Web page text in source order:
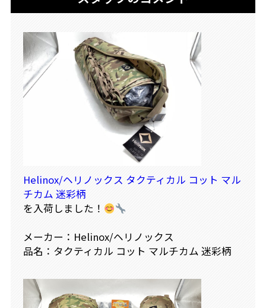
Helinox/ヘリノックス タクティカル コット マル
チカム 迷彩柄
を入荷しました！
メーカー：Helinox/ヘリノックス
品名：タクティカル コット マルチカム 迷彩柄